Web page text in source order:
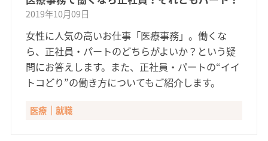
2019年10月09日
女性に人気の高いお仕事「医療事務」。働くな
ら、正社員・パートのどちらがよいか？という疑
問にお答えします。また、正社員・パートの“イイ
トコどり”の働き方についてもご紹介します。
医療 就職